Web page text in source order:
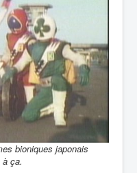
bioniques japonais
ça.